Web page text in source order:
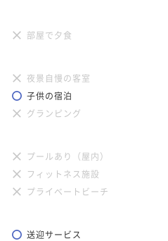
部屋で夕食
夜景自慢の客室
子供の宿泊
グランピング
プールあり（屋内）
フィットネス施設
プライベートビーチ
送迎サービス